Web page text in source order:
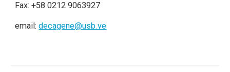
Fax: +58 0212 9063927
email:decagene@usb.ve